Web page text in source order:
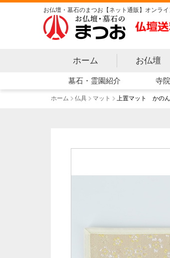
お仏壇・墓石のまつお【ネット通販】オンラ
ホーム お仏壇
墓石・霊園紹介 寺
ホーム 仏具 マット 上置マット かの